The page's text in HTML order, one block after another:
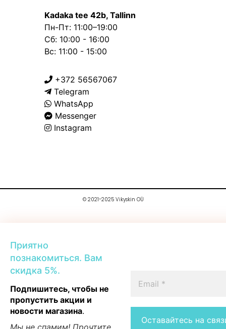
Приятно
познакомиться. Вам
скидка 5%.
Подпишитесь, чтобы не
пропустить акции и
новости магазина.
Мы не спамим! Прочтите
Kadaka tee 42b, Tallinn
Пн-Пт: 11:00–19:00
Сб: 10:00 - 16:00
Вс: 11:00 - 15:00
+372 56567067
Telegram
WhatsApp
Messenger
Instagram
© 2021-2025 Vikyskin OÜ